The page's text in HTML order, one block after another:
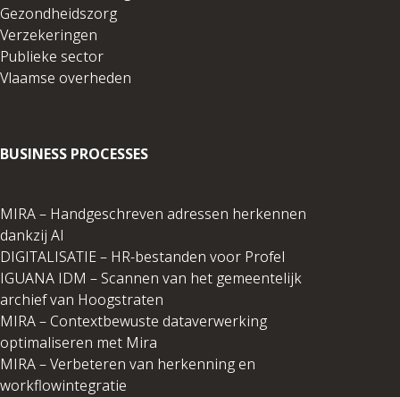
Gezondheidszorg
Verzekeringen
Publieke sector
Vlaamse overheden
BUSINESS PROCESSES
MIRA – Handgeschreven adressen herkennen
dankzij AI
DIGITALISATIE – HR-bestanden voor Profel
IGUANA IDM – Scannen van het gemeentelijk
archief van Hoogstraten
MIRA – Contextbewuste dataverwerking
optimaliseren met Mira
MIRA – Verbeteren van herkenning en
workflowintegratie